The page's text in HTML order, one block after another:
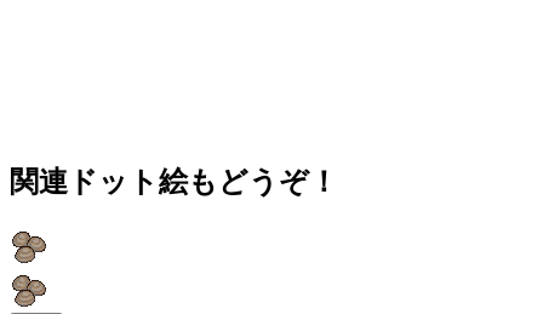
関連ドット絵もどうぞ！